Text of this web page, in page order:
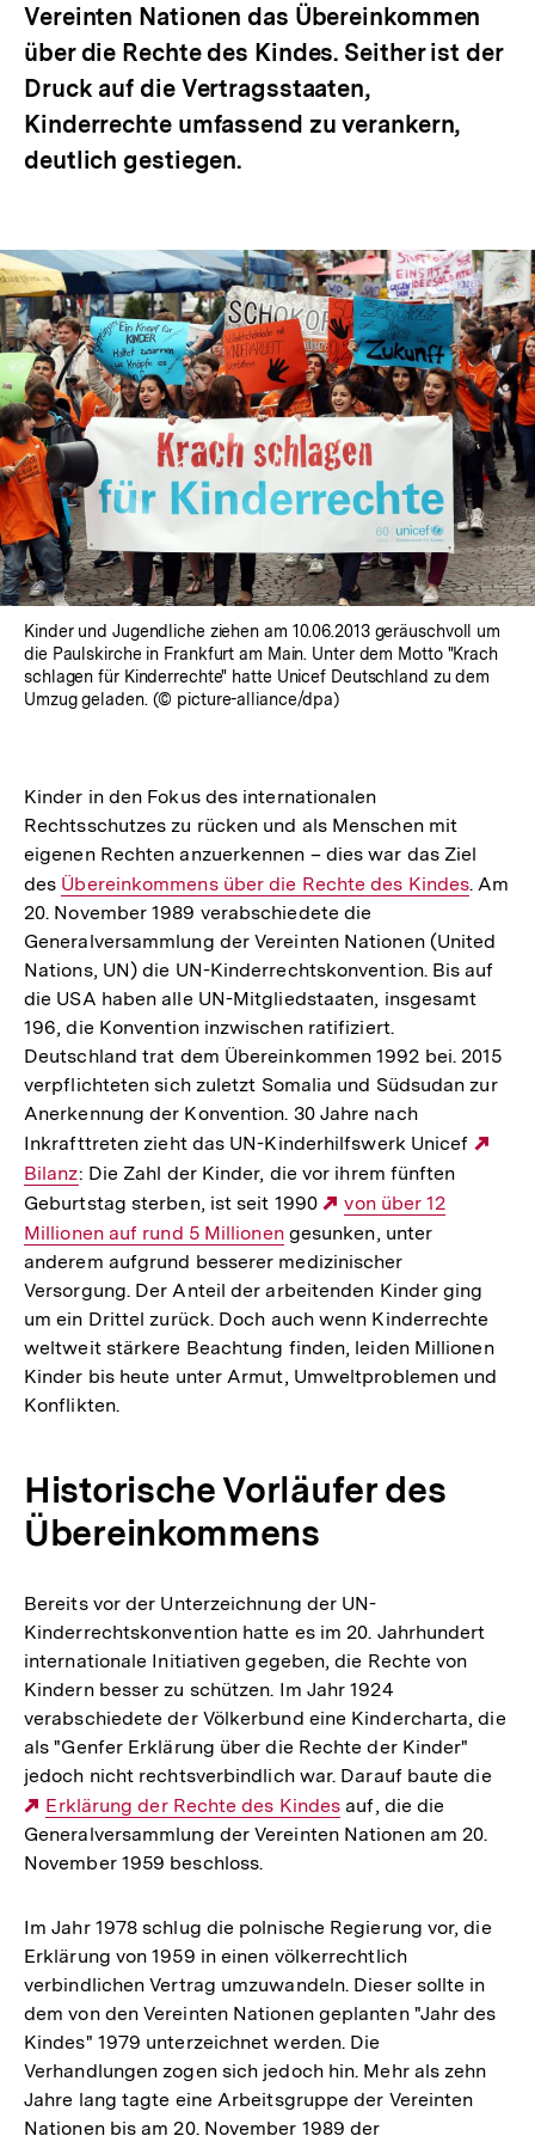
Vereinten Nationen das Übereinkommen
über die Rechte des Kindes. Seither ist der
Druck auf die Vertragsstaaten,
Kinderrechte umfassend zu verankern,
deutlich gestiegen.
Kinder und Jugendliche ziehen am 10.06.2013 geräuschvoll um
die Paulskirche in Frankfurt am Main. Unter dem Motto "Krach
schlagen für Kinderrechte" hatte Unicef Deutschland zu dem
Umzug geladen. (© picture-alliance/dpa)
Kinder in den Fokus des internationalen
Rechtsschutzes zu rücken und als Menschen mit
eigenen Rechten anzuerkennen – dies war das Ziel
des Interner
Link:
Übereinkommens über die Rechte des Kindes. Am
20. November 1989 verabschiedete die
Generalversammlung der Vereinten Nationen (United
Nations, UN) die UN-Kinderrechtskonvention. Bis auf
die USA haben alle UN-Mitgliedstaaten, insgesamt
196, die Konvention inzwischen ratifiziert.
Deutschland trat dem Übereinkommen 1992 bei. 2015
verpflichteten sich zuletzt Somalia und Südsudan zur
Anerkennung der Konvention. 30 Jahre nach
Inkrafttreten zieht das UN-Kinderhilfswerk Unicef
Bilanz: Die Zahl der Kinder, die vor ihrem fünften
Geburtstag sterben, ist seit 1990
Externer
Link:
von über 12
Millionen auf rund 5 Millionengesunken, unter
anderem aufgrund besserer medizinischer
Versorgung. Der Anteil der arbeitenden Kinder ging
um ein Drittel zurück. Doch auch wenn Kinderrechte
weltweit stärkere Beachtung finden, leiden Millionen
Kinder bis heute unter Armut, Umweltproblemen und
Konflikten.
Historische Vorläufer des
Übereinkommens
Bereits vor der Unterzeichnung der UN-
Kinderrechtskonvention hatte es im 20. Jahrhundert
internationale Initiativen gegeben, die Rechte von
Kindern besser zu schützen. Im Jahr 1924
verabschiedete der Völkerbund eine Kindercharta, die
als "Genfer Erklärung über die Rechte der Kinder"
jedoch nicht rechtsverbindlich war. Darauf baute die
Externer
Link:
Erklärung der Rechte des Kindes auf, die die
Generalversammlung der Vereinten Nationen am 20.
November 1959 beschloss.
Im Jahr 1978 schlug die polnische Regierung vor, die
Erklärung von 1959 in einen völkerrechtlich
verbindlichen Vertrag umzuwandeln. Dieser sollte in
dem von den Vereinten Nationen geplanten "Jahr des
Kindes" 1979 unterzeichnet werden. Die
Verhandlungen zogen sich jedoch hin. Mehr als zehn
Jahre lang tagte eine Arbeitsgruppe der Vereinten
Nationen bis am 20. November 1989 der